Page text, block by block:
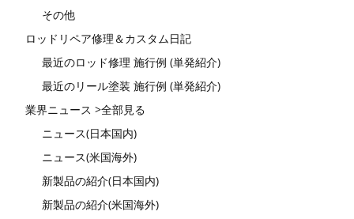
その他
ロッドリペア修理＆カスタム日記
最近のロッド修理 施行例 (単発紹介)
最近のリール塗装 施行例 (単発紹介)
業界ニュース >全部見る
ニュース(日本国内)
ニュース(米国海外)
新製品の紹介(日本国内)
新製品の紹介(米国海外)